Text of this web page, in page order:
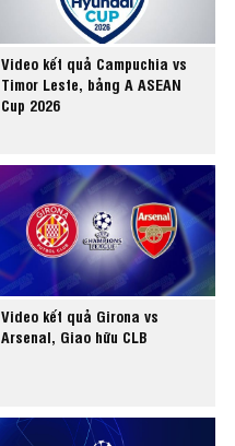
Video kết quả Campuchia vs
Timor Leste, bảng A ASEAN
Cup 2026
Video kết quả Girona vs
Arsenal, Giao hữu CLB